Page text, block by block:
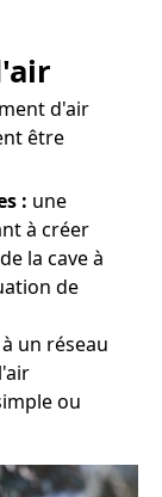
d'air
être
: une
à créer
la cave à
de
un réseau
ou